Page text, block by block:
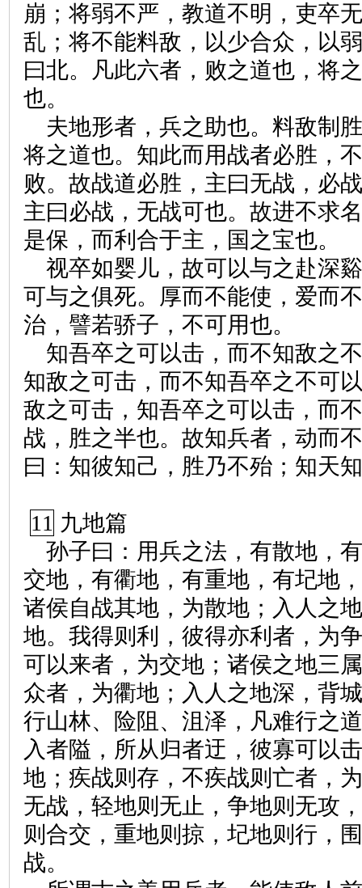
崩；将弱不严，教道不明，吏卒
乱；将不能料敌，以少合众，以
曰北。凡此六者，败之道也，将
也。
夫地形者，兵之助也。料敌制
将之道也。知此而用战者必胜，
败。故战道必胜，主曰无战，必
主曰必战，无战可也。故进不求
是保，而利合于主，国之宝也。
视卒如婴儿，故可以与之赴深
可与之俱死。厚而不能使，爱而
治，譬若骄子，不可用也。
知吾卒之可以击，而不知敌之
知敌之可击，而不知吾卒之不可
敌之可击，知吾卒之可以击，而
战，胜之半也。故知兵者，动而
曰：知彼知己，胜乃不殆；知天
11 九地篇
孙子曰：用兵之法，有散地，
交地，有衢地，有重地，有圮地
诸侯自战其地，为散地；入人之
地。我得则利，彼得亦利者，为
可以来者，为交地；诸侯之地三
众者，为衢地；入人之地深，背
行山林、险阻、沮泽，凡难行之
入者隘，所从归者迂，彼寡可以
地；疾战则存，不疾战则亡者，
无战，轻地则无止，争地则无攻
则合交，重地则掠，圮地则行，
战。